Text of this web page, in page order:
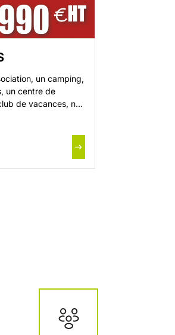
un camping,
un centre de
de vacances, nos